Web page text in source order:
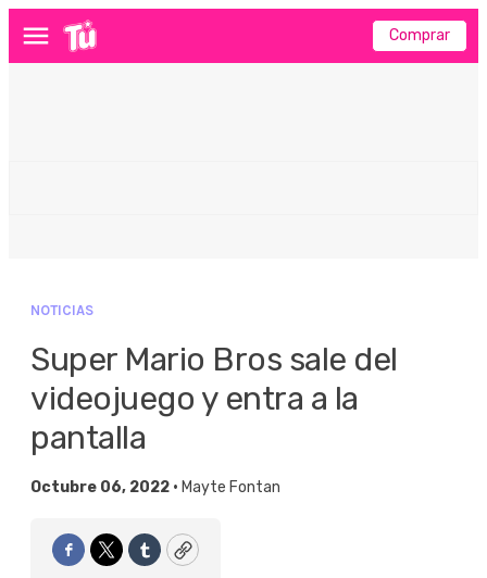
Menú Comprar
NOTICIAS
Super Mario Bros sale del
videojuego y entra a la
pantalla
Octubre 06, 2022 • Mayte Fontan
Facebook
TwitterTumblrCopy